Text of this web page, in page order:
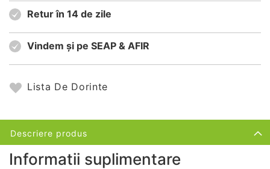
Retur în 14 de zile
Vindem și pe SEAP & AFIR
Lista De Dorinte
Descriere produs
Informatii suplimentare